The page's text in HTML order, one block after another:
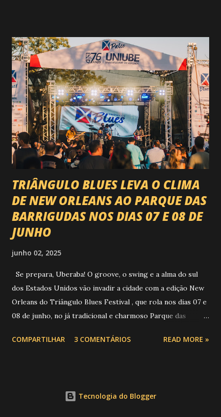
impacto é tão grande que o evento até mudou de nome:
agora é Expozebu Rodeo Shows . E não para por aí. Foto:
@circuitoranchoprimavera 🎤 LINE-UP NACIONAL QUE
VAI ESTREMECER O PARQUE Serão quatro noites , entre
24, 25, 30 de abril e 02 de maio , com oito atrações gigantes
da música brasileira , contemplando sertanejo, forró,
piseiro e sofrência nível hard: Gusttavo Lima Leonardo
Natanzinho Lima Jads & ...
TRIÂNGULO BLUES LEVA O CLIMA
DE NEW ORLEANS AO PARQUE DAS
BARRIGUDAS NOS DIAS 07 E 08 DE
JUNHO
junho 02, 2025
Se prepara, Uberaba! O groove, o swing e a alma do sul
dos Estados Unidos vão invadir a cidade com a edição New
Orleans do Triângulo Blues Festival , que rola nos dias 07 e
08 de junho, no já tradicional e charmoso Parque das
Foto: https://www.trianguloblues.com.br/ ATRAÇÕES DE
internacionais, gastronomia, cervejas artesanais, aquele
COMPARTILHAR 3 COMENTÁRIOS READ MORE »
Tecnologia do Blogger